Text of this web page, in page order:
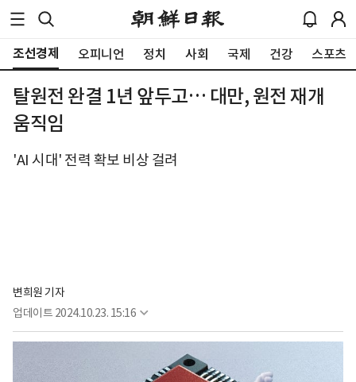
조선경제 오피니언 정치 사회 국제 건강 스포츠
탈원전 완결 1년 앞두고… 대만, 원전 재개
움직임
'AI 시대' 전력 확보 비상 걸려
변희원 기자
업데이트 2024.10.23. 15:16